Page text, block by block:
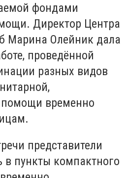
фондами
Директор Центра
Марина Олейник дала
проведённой
разных видов
помощи временно
представители
пункты компактного